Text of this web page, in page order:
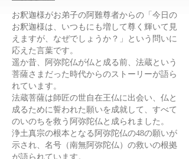
お釈迦様がお弟子の阿難尊者からの「今日の
お釈迦様は、いつもにも増して尊く輝いて見
えますが、なぜでしょうか？」という問いに
応えた言葉です。
遥か昔、阿弥陀仏が仏と成る前、法蔵という
菩薩さまだった時代からのストーリーが語ら
れています。
法蔵菩薩は師匠の世自在王仏に出会い、仏と
成るために誓われた願いを成就して、すべて
のいのちを救う阿弥陀仏と成られました。
浄土真宗の根本となる阿弥陀仏の48の願いが
示され、名号（南無阿弥陀仏）の救いの根拠
が語られています。